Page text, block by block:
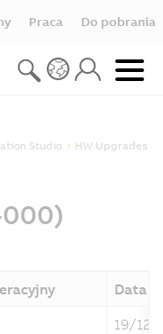
Praca Do pobrania
Studio HW Upgrades
000)
Data
19/12/